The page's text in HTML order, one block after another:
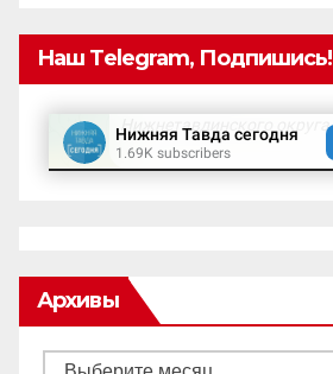
Наш Telegram, Подпишись!
Архивы
Архивы